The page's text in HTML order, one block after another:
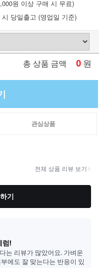
원 이상 구매 시 무료)
당일출고 (영업일 기준)
총 상품 금액 0 원
관심상품